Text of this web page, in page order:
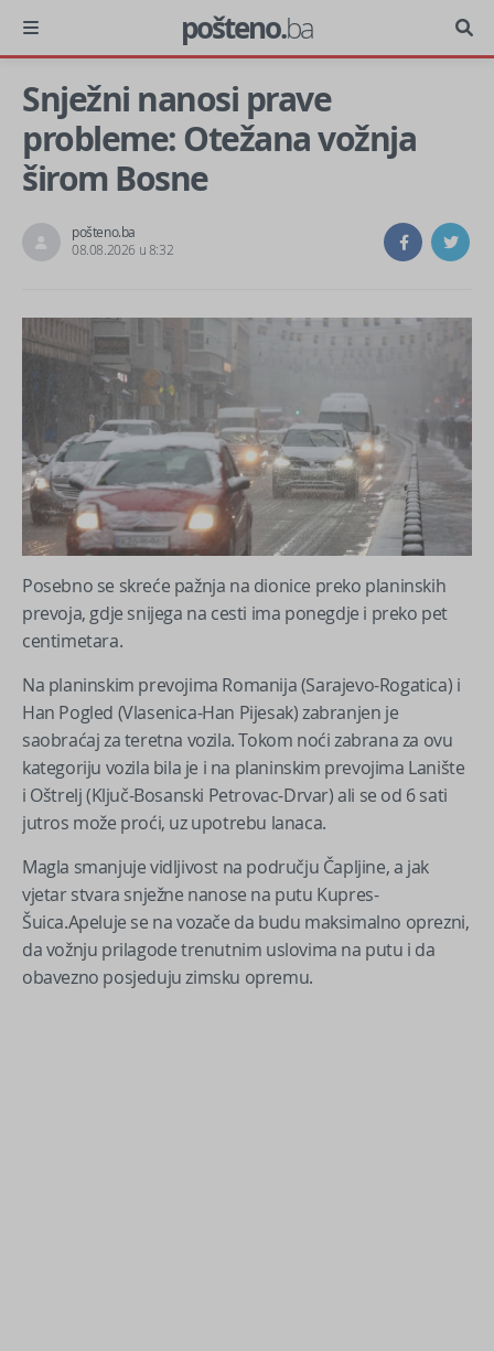
pošteno.ba
Snježni nanosi prave
probleme: Otežana vožnja
širom Bosne
pošteno.ba
08.08.2026 u 8:32
Posebno se skreće pažnja na dionice preko planinskih
prevoja, gdje snijega na cesti ima ponegdje i preko pet
centimetara.
Na planinskim prevojima Romanija (Sarajevo-Rogatica) i
Han Pogled (Vlasenica-Han Pijesak) zabranjen je
saobraćaj za teretna vozila. Tokom noći zabrana za ovu
kategoriju vozila bila je i na planinskim prevojima Lanište
i Oštrelj (Ključ-Bosanski Petrovac-Drvar) ali se od 6 sati
jutros može proći, uz upotrebu lanaca.
Magla smanjuje vidljivost na području Čapljine, a jak
vjetar stvara snježne nanose na putu Kupres-
Šuica.Apeluje se na vozače da budu maksimalno oprezni,
da vožnju prilagode trenutnim uslovima na putu i da
obavezno posjeduju zimsku opremu.